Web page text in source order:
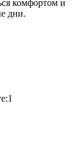
комфортом и
дни.